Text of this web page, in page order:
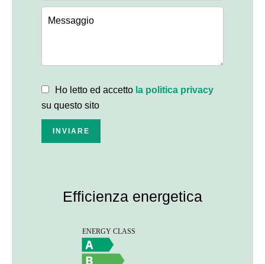
Ho letto ed accetto la politica privacy
su questo sito
INVIARE
Efficienza energetica